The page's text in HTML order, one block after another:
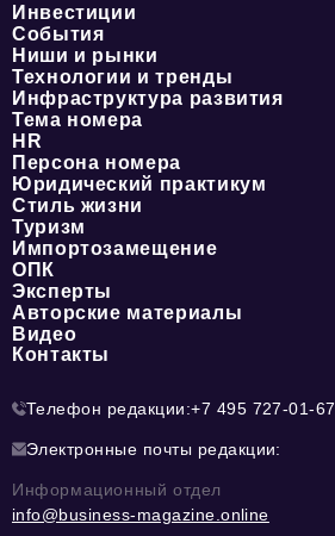
Инвестиции
События
Ниши и рынки
Технологии и тренды
Инфраструктура развития
Тема номера
HR
Персона номера
Юридический практикум
Стиль жизни
Туризм
Импортозамещение
ОПК
Эксперты
Авторские материалы
Видео
Контакты
Телефон редакции:+7 495 727-01-67
Электронные почты редакции:
Информационный отдел
info@business-magazine.online